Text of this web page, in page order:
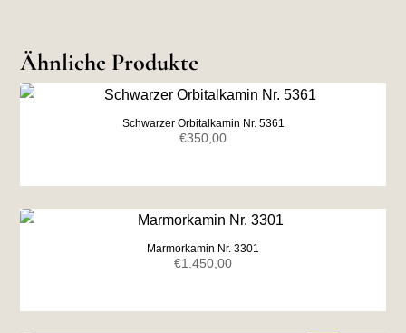
Ähnliche Produkte
Schwarzer Orbitalkamin Nr. 5361
€350,00
Marmorkamin Nr. 3301
€1.450,00